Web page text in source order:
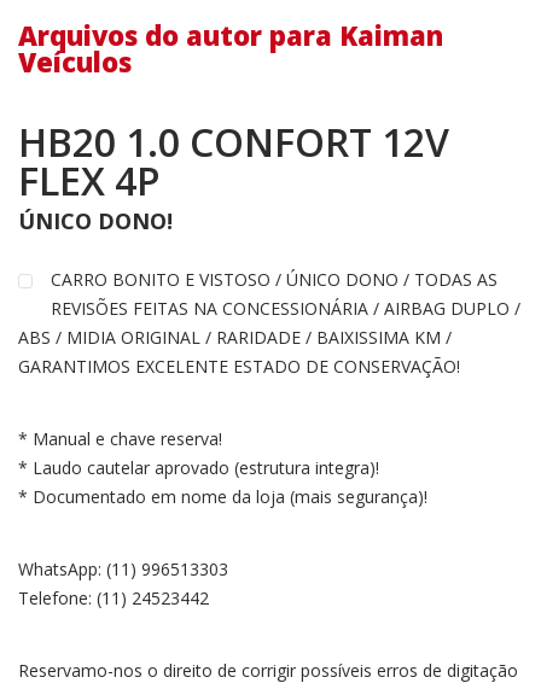
Arquivos do autor para Kaiman
Veículos
HB20 1.0 CONFORT 12V
FLEX 4P
ÚNICO DONO!
CARRO BONITO E VISTOSO / ÚNICO DONO / TODAS AS
REVISÕES FEITAS NA CONCESSIONÁRIA / AIRBAG DUPLO /
ABS / MIDIA ORIGINAL / RARIDADE / BAIXISSIMA KM /
GARANTIMOS EXCELENTE ESTADO DE CONSERVAÇÃO!
* Manual e chave reserva!
* Laudo cautelar aprovado (estrutura integra)!
* Documentado em nome da loja (mais segurança)!
WhatsApp: (11) 996513303
Telefone: (11) 24523442
Reservamo-nos o direito de corrigir possíveis erros de digitação